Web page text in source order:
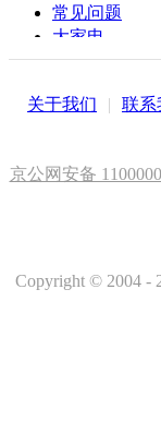
常见问题
大家电
联系客服
关于我们 | 联系
京公网安备
Copyright © 2004 -